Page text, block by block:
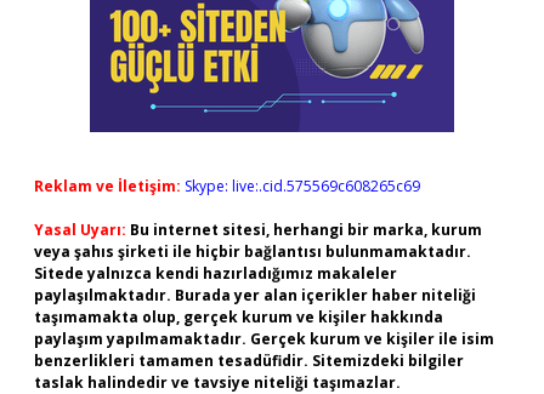
Reklam ve İletişim: Skype: live:.cid.575569c608265c69
Yasal Uyarı: Bu internet sitesi, herhangi bir marka, kurum
veya şahıs şirketi ile hiçbir bağlantısı bulunmamaktadır.
Sitede yalnızca kendi hazırladığımız makaleler
paylaşılmaktadır. Burada yer alan içerikler haber niteliği
taşımamakta olup, gerçek kurum ve kişiler hakkında
paylaşım yapılmamaktadır. Gerçek kurum ve kişiler ile isim
benzerlikleri tamamen tesadüfidir. Sitemizdeki bilgiler
taslak halindedir ve tavsiye niteliği taşımazlar.